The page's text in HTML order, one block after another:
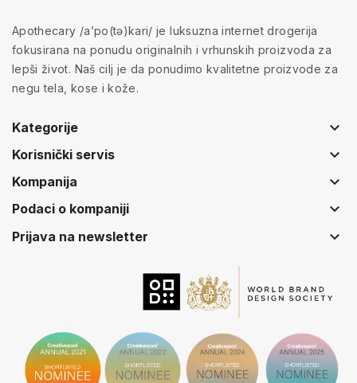
Apothecary /a’po(tə)kari/ je luksuzna internet drogerija
fokusirana na ponudu originalnih i vrhunskih proizvoda za
lepši život. Naš cilj je da ponudimo kvalitetne proizvode za
negu tela, kose i kože.
Kategorije keyboard_arrow_down
Korisnički servis keyboard_arrow_down
Kompanija keyboard_arrow_down
Podaci o kompaniji keyboard_arrow_down
Prijava na newsletter keyboard_arrow_down